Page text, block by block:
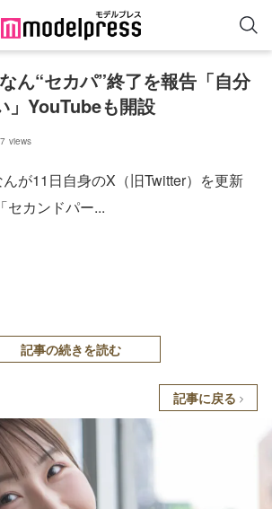
ん“セカパ”終了を報告「自分
」YouTubeも開設
views
が11日自身のX（旧Twitter）を更新
セカンドパー...
記事の続きを読む
記事に戻る